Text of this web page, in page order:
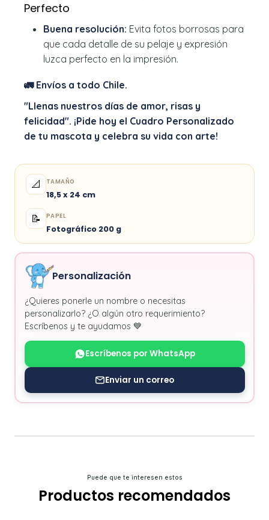
Perfecto
Buena resolución: Evita fotos borrosas para
que cada detalle de su pelaje y expresión
luzca perfecto en la impresión.
🚛 Envíos a todo Chile.
"Llenas nuestros días de amor, risas y
felicidad". ¡Pide hoy el Cuadro Personalizado
de tu mascota y celebra su vida con arte!
📐 TAMAÑO
18,5 x 24 cm
📝 PAPEL
Fotográfico 200 g
Personalización
¿Quieres ponerle un nombre o necesitas
personalizarlo? ¿O algún otro requerimiento?
Escríbenos y te ayudamos 💙
Escríbenos por WhatsApp
Enviar un correo
Puede que te interesen estos
Productos recomendados